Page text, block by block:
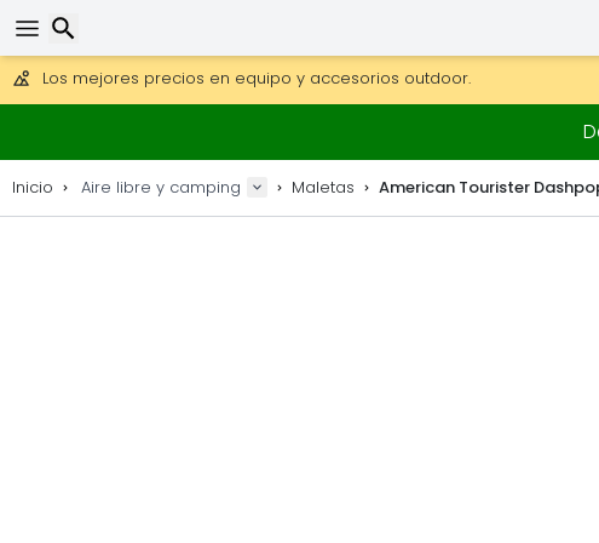
Consigue el envío gratuito en pedidos de más de 250 €.
Envío DHL 1 día disponible.
Inicio Aire libre y camping Maletas American Tourister